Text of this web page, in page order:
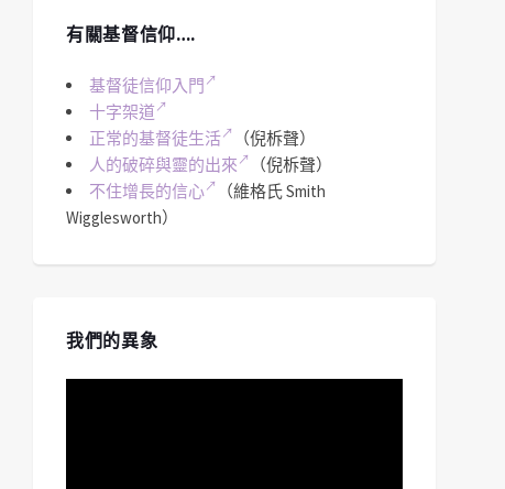
有關基督信仰….
基督徒信仰入門
十字架道
正常的基督徒生活
（倪柝聲）
人的破碎與靈的出來
（倪柝聲）
不住增長的信心
（維格氏 Smith
Wigglesworth）
我們的異象